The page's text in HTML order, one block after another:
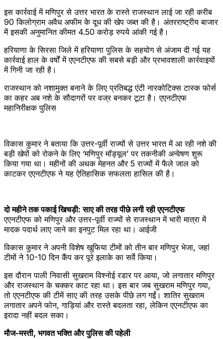
इस कार्रवाई में मणिपुर से उत्तर भारत के रास्ते राजस्थान लाई जा रही करीब
90 किलोग्राम अवैध अफीम के दूध की खेप जब्त की है। अंतरराष्ट्रीय बाजार
में इसकी अनुमानित कीमत 4.50 करोड़ रुपये आंकी गई है।
हरियाणा के सिरसा जिले में हरियाणा पुलिस के सहयोग से अंजाम दी गई यह
कार्रवाई हाल के वर्षों में एएनटीएफ की सबसे बड़ी और प्रभावशाली कार्रवाइयों
में गिनी जा रही है।
राजस्थान को नशामुक्त बनाने के लिए प्रतिबद्ध एंटी नारकोटिक्स टास्क फोर्स
का कहर अब नशे के सौदागरों पर वज्र बनकर टूटा है। एएनटीएफ
महानिरीक्षक पुलिस
विकास कुमार ने बताया कि उत्तर-पूर्वी राज्यों से उत्तर भारत में आ रही नशे की
बड़ी खेपों को रोकने के लिए ‘मणिपुर मॉड्यूल’ पर तकनीकी अन्वेषण शुरू
किया गया था। महीनों की अथक मेहनत और 5 राज्यों में फैले जाल को
काटकर एएनटीएफ ने यह ऐतिहासिक सफलता हासिल की है।
दो महीने तक पकाई खिचड़ी: साए की तरह पीछे लगी रही एएनटीएफ
एएनटीएफ को मणिपुर और उत्तर-पूर्वी राज्यों से राजस्थान में भारी मात्रा में
मादक पदार्थ लाए जाने का इनपुट मिल रहा था। आईजी
विकास कुमार ने अपनी विशेष खुफिया टीमों को तीन बार मणिपुर भेजा, जहां
टीमों ने 10-10 दिन कैंप कर पूरे इलाके का सर्वे किया।
इस दौरान पाली निवासी सुखराम विश्नोई रडार पर आया, जो लगातार मणिपुर
और राजस्थान के चक्कर काट रहा था। इस बार जब सुखराम मणिपुर गया,
तो एएनटीएफ की टीमें साए की तरह उसके पीछे लग गईं। शातिर सुखराम
लगातार अपने फोन, गाड़ियां और रास्ते बदलता रहा, लेकिन एएनटीएफ का
इरादा नहीं बदल सका।
मौज-मस्ती, भगवत भक्ति और पुलिस की पहेली